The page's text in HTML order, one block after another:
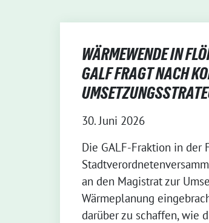
WÄRMEWENDE IN
GALF FRAGT NACH
30. Juni 2026
Die GALF-Fraktion in der
an den Magistrat zur
Wärmeplanung
darüber zu schaffen, wie